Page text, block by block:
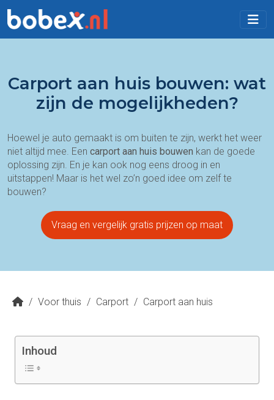
Carport aan huis bouwen: wat
zijn de mogelijkheden?
Hoewel je auto gemaakt is om buiten te zijn, werkt het weer
niet altijd mee. Een carport aan huis bouwen kan de goede
oplossing zijn. En je kan ook nog eens droog in en
uitstappen! Maar is het wel zo’n goed idee om zelf te
bouwen?
Vraag en vergelijk gratis prijzen op maat
/ Voor thuis / Carport / Carport aan huis
Inhoud